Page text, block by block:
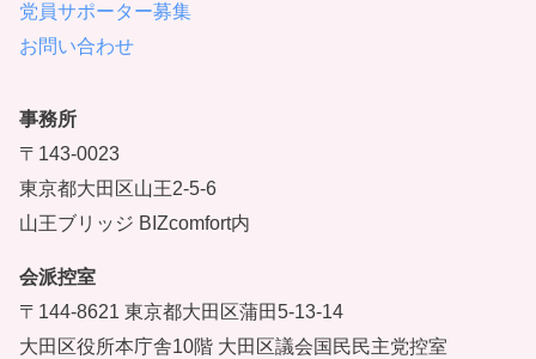
党員サポーター募集
お問い合わせ
事務所
〒143-0023
東京都大田区山王2-5-6
山王ブリッジ BIZcomfort内
会派控室
〒144-8621 東京都大田区蒲田5-13-14
大田区役所本庁舎10階 大田区議会国民民主党控室